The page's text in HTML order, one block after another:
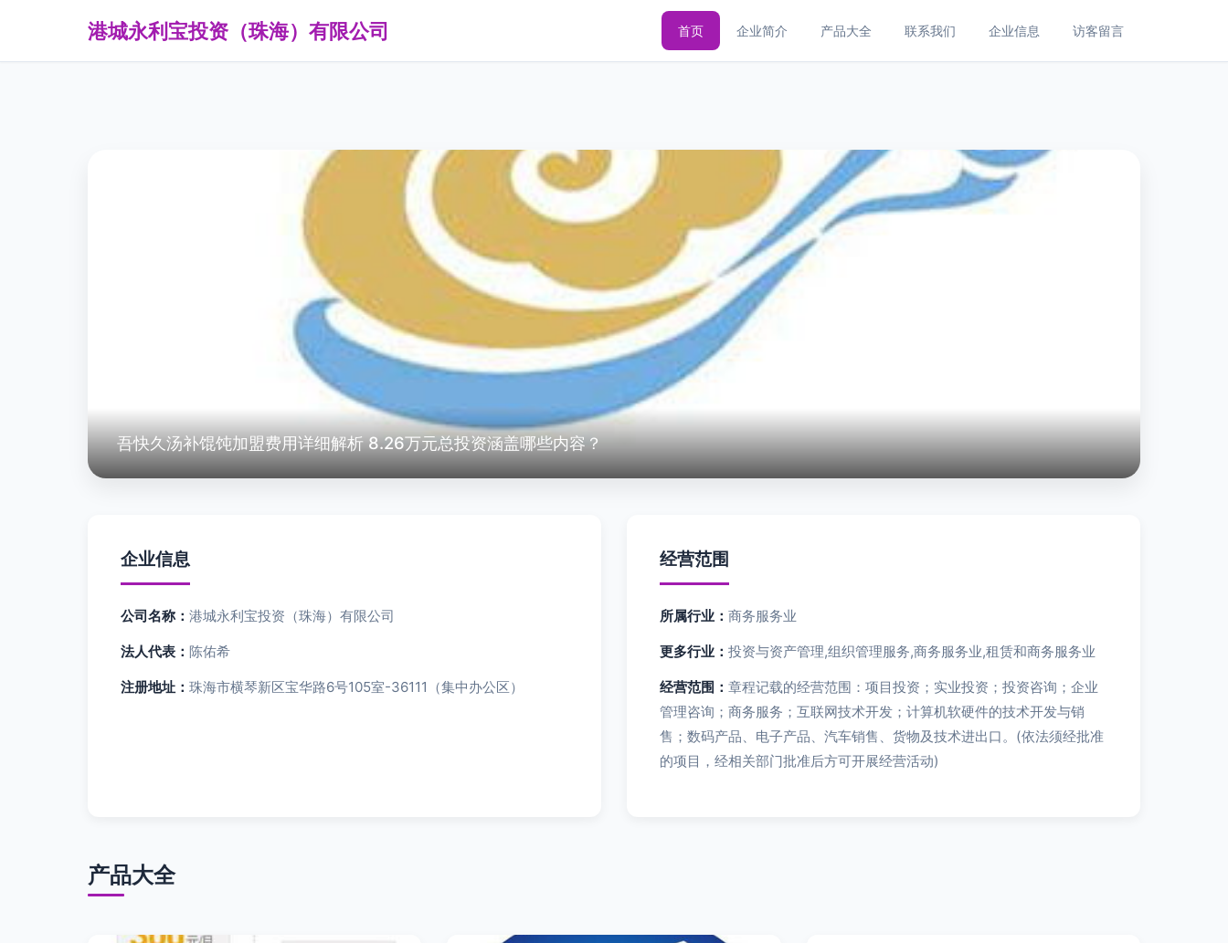
港城永利宝投资（珠海）有限公司 首页 企业简介 产品大全 联系我们 企业信息 访客留言
吾快久汤补馄饨加盟费用详细解析 8.26万元总投资涵盖哪些内容？
企业信息
公司名称： 港城永利宝投资（珠海）有限公司
法人代表： 陈佑希
注册地址： 珠海市横琴新区宝华路6号105室-36111（集中办公区）
经营范围
所属行业： 商务服务业
更多行业： 投资与资产管理,组织管理服务,商务服务业,租赁和商务服务业
经营范围： 章程记载的经营范围：项目投资；实业投资；投资咨询；企业
管理咨询；商务服务；互联网技术开发；计算机软硬件的技术开发与销
售；数码产品、电子产品、汽车销售、货物及技术进出口。(依法须经批准
的项目，经相关部门批准后方可开展经营活动)
产品大全